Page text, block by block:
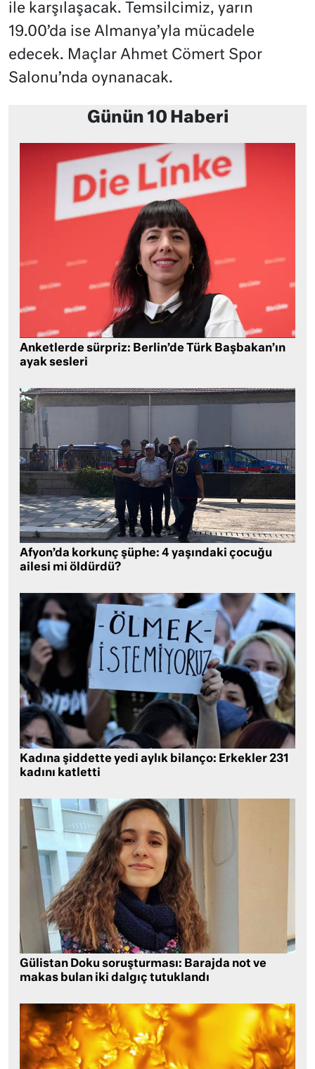
ile karşılaşacak. Temsilcimiz, yarın
19.00’da ise Almanya’yla mücadele
edecek. Maçlar Ahmet Cömert Spor
Salonu’nda oynanacak.
Günün 10 Haberi
Anketlerde sürpriz: Berlin’de Türk Başbakan’ın
ayak sesleri
Afyon’da korkunç şüphe: 4 yaşındaki çocuğu
ailesi mi öldürdü?
Kadına şiddette yedi aylık bilanço: Erkekler 231
kadını katletti
Gülistan Doku soruşturması: Barajda not ve
makas bulan iki dalgıç tutuklandı